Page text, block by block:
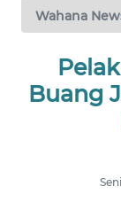
Wahana
Buang
TV
NASIONAL